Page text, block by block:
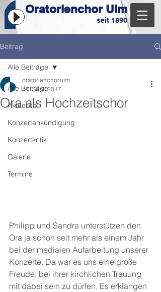
Oratorienchor Ulm
seit 1890
Beitrag
Alle Beiträge
Aktuelles
Konzertankündigung
Konzertkritik
Galerie
Termine
Alle Beiträge
Ora als Hochzeitschor
oratorienchor.ulm
17. Sept. 2017
Philipp und Sandra unterstützen den
Ora ja schon seit mehr als einem Jahr
bei der medialen Aufarbeitung unserer
Konzerte. Da war es uns eine große
Freude, bei ihrer kirchlichen Trauung
mit dabei sein zu dürfen. Es erklangen